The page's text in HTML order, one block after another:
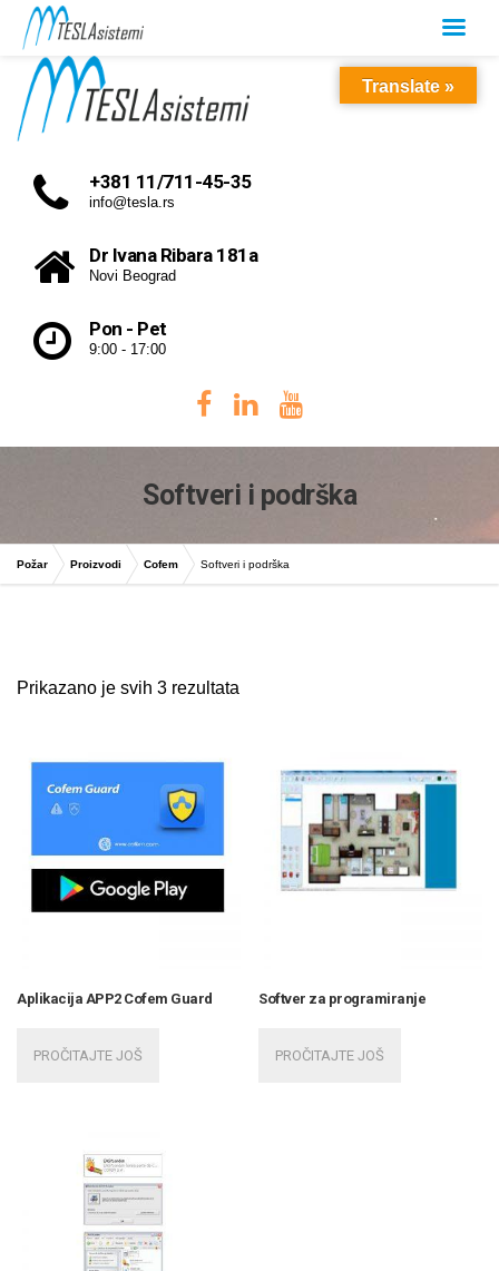
+381 11/711-45-35
info@tesla.rs
Dr Ivana Ribara 181a
Novi Beograd
Pon - Pet
9:00 - 17:00
Softveri i podrška
Požar Proizvodi Cofem Softveri i podrška
Prikazano je svih 3 rezultata
Aplikacija APP2 Cofem Guard
PROČITAJTE JOŠ
Softver za programiranje
PROČITAJTE JOŠ
Translate »